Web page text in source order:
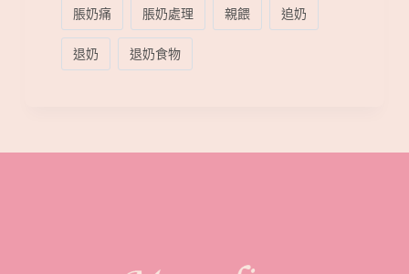
脹奶痛
脹奶處理 親餵
追奶
退奶
退奶食物